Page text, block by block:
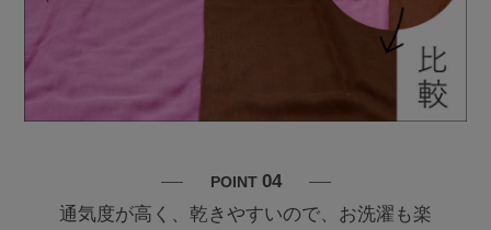
POINT 04
通気度が高く、乾きやすいので、お洗濯も楽